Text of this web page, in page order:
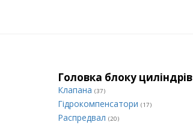
Головка блоку циліндрів
Клапана (37)
Гідрокомпенсатори (17)
Распредвал (20)